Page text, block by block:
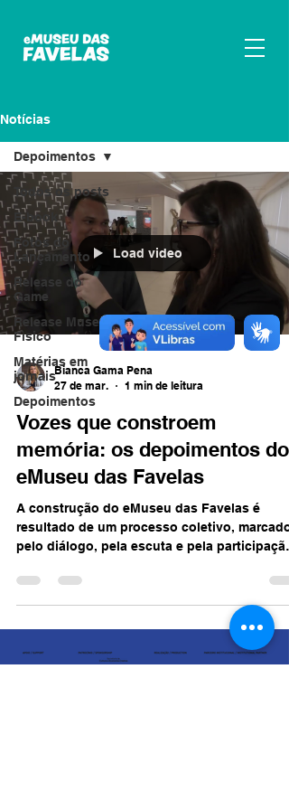
Notícias
Todos os posts
E-book
Fotos do
Lançamento
Release do
Game
Release Museu
Fìsico
Matérias em
jornais
Depoimentos
Depoimentos
Load video
Bianca Gama Pena
27 de mar.
1 min de leitura
Vozes que constroem
memória: os depoimentos do
eMuseu das Favelas
A construção do eMuseu das Favelas é
resultado de um processo coletivo, marcado
pelo diálogo, pela escuta e pela participação
diretamente para transformar o projeto em
realidade. Como parte desse percurso, foram
registrados depoimentos de personagens
desenvolvimento da iniciativa. Mais do que